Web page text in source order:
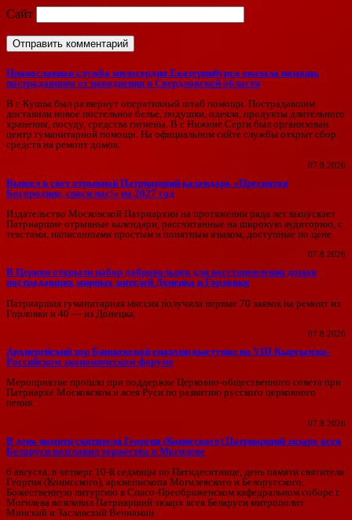
Сайт
Православная служба милосердия Екатеринбурга оказала помощь
пострадавшим от наводнения в Свердловской области
В г. Кушва был развернут оперативный штаб помощи. Пострадавшим
доставили новое постельное белье, подушки, одеяла, продукты длительного
хранения, посуду, средства гигиены. В г. Нижние Серги был организован
центр гуманитарной помощи. На официальном сайте службы открыт сбор
средств на ремонт домов.
07.8.2026
Вышел в свет отрывной Патриарший календарь «Пресвятая
Богородице, спаси нас!» на 2027 год
Издательство Московской Патриархии на протяжении ряда лет выпускает
Патриаршие отрывные календари, рассчитанные на широкую аудиторию, с
текстами, написанными простым и понятным языком, доступные по цене.
07.8.2026
В Церкви открыли набор добровольцев для восстановления домов
пострадавших мирных жителей Донецка и Горловки
Патриаршая гуманитарная миссия получила первые 70 заявок на ремонт из
Горловки и 40 — из Донецка.
07.8.2026
Архиерейский хор Бишкекской епархии выступил на VIII Кыргызско-
Российском экономическом форуме
Мероприятие прошло при поддержке Церковно-общественного совета при
Патриархе Московском и всея Руси по развитию русского церковного
пения.
07.8.2026
В день памяти святителя Георгия (Конисского) Патриарший экзарх всея
Беларуси возглавил торжества в Могилеве
6 августа, в четверг 10-й седмицы по Пятидесятнице, день памяти святителя
Георгия (Конисского), архиепископа Могилевского и Белорусского,
Божественную литургию в Спасо-Преображенском кафедральном соборе г.
Могилева возглавил Патриарший экзарх всея Беларуси митрополит
Минский и Заславский Вениамин.